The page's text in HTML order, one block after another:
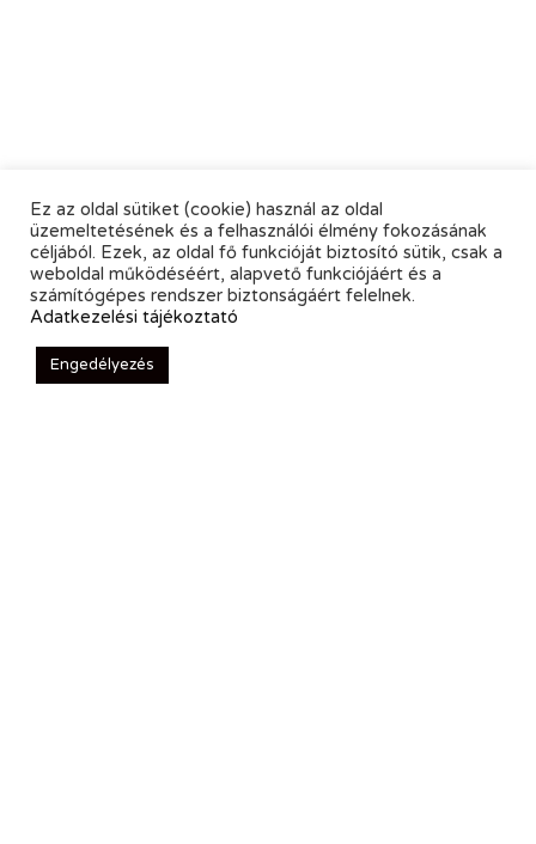
Ez az oldal sütiket (cookie) használ az oldal
üzemeltetésének és a felhasználói élmény fokozásának
céljából. Ezek, az oldal fő funkcióját biztosító sütik, csak a
weboldal működéséért, alapvető funkciójáért és a
számítógépes rendszer biztonságáért felelnek.
Adatkezelési tájékoztató
Engedélyezés